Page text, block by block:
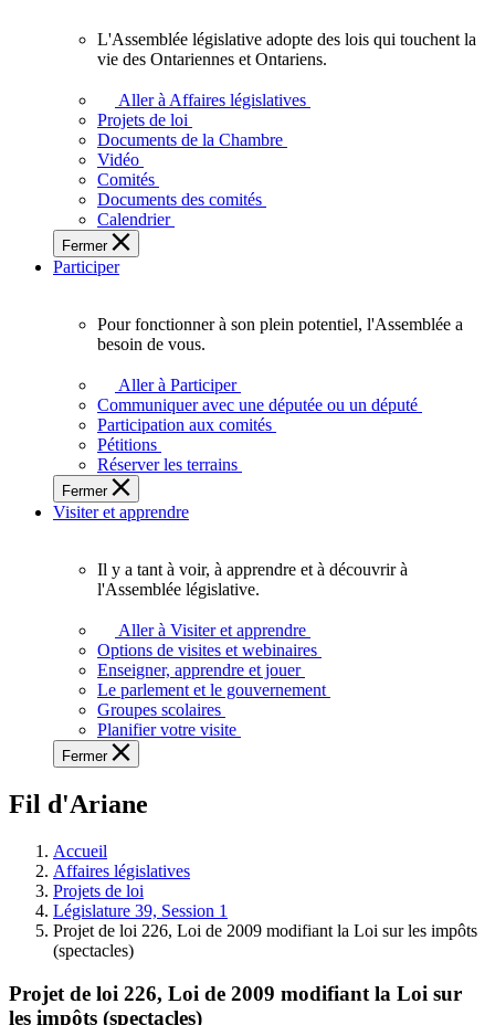
l'Ontario.
L'Assemblée
adopte
touchent
des
Ontariennes
et
L'Assemblée législative adopte des lois qui touchent la
vie des Ontariennes et Ontariens.
Aller à Affaires législatives
Projets de loi
Documents de la Chambre
Vidéo
Comités
Documents des comités
Calendrier
Fermer
Participer
plein
potentiel,
l'Assemblée
a
besoin
de
Pour fonctionner à son plein potentiel, l'Assemblée a
besoin de vous.
Aller à Participer
Communiquer avec une députée ou un député
Participation aux comités
Pétitions
Réserver les terrains
Fermer
Visiter et apprendre
voir,
apprendre
et
à
à
législative.
Il y a tant à voir, à apprendre et à découvrir à
l'Assemblée législative.
Aller à Visiter et apprendre
Options de visites et webinaires
Enseigner, apprendre et jouer
Le parlement et le gouvernement
Groupes scolaires
Planifier votre visite
Fermer
Fil d'Ariane
Accueil
Affaires législatives
Projets de loi
Législature 39, Session 1
Projet de loi 226, Loi de 2009 modifiant la Loi sur les impôts
(spectacles)
Projet de loi 226, Loi de 2009 modifiant la Loi sur
les impôts (spectacles)